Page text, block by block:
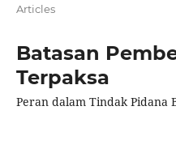
Articles
Batasan
Terpaksa
Peran dalam Tindak Pidana